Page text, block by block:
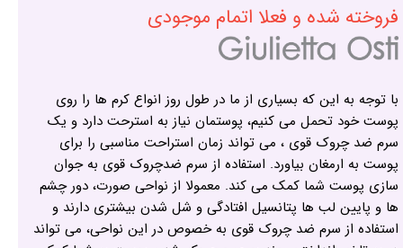
فروخته شده و فعلا اتمام موجودی
با توجه به این که بسیاری از ما در طول روز انواع کرم ها را روی
پوست خود تحمل می کنیم، پوستمان نیاز به استرحت دارد و یک
سرم ضد چروک قوی ، می تواند زمان استراحت مناسبی را برای
پوست به ارمغان بیاورد. استفاده از سرم ضدچروک قوی به جوان
سازی پوست شما کمک می کند. معمولا از نواحی صورت، دور چشم
ها و پایین لب ها پتانسیل افتادگی و شل شدن بیشتری دارند و
استفاده از سرم ضد چروک قوی به خصوص در این نواحی، می تواند